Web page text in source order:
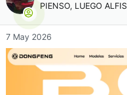
PIENSO, LUEGO
7 May 2026